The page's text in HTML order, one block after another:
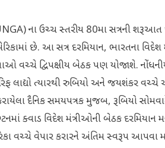
ના ઉચ્ચ સ્તરીય 80મા સત્રની
છે. આ સત્ર દરમિયાન, ભારતના વિદેશ
વચ્ચે દ્વિપક્ષીય બેઠક પણ યોજાશે.
લાદ્યો ત્યારથી રુબિયો અને જયશંકર
કરાયેલા દૈનિક સમયપત્રક મુજબ, રૂબિયો
ક્વાડ વિદેશ મંત્રીઓની બેઠક
વચ્ચે વેપાર કરારને અંતિમ સ્વરૂપ આપવા